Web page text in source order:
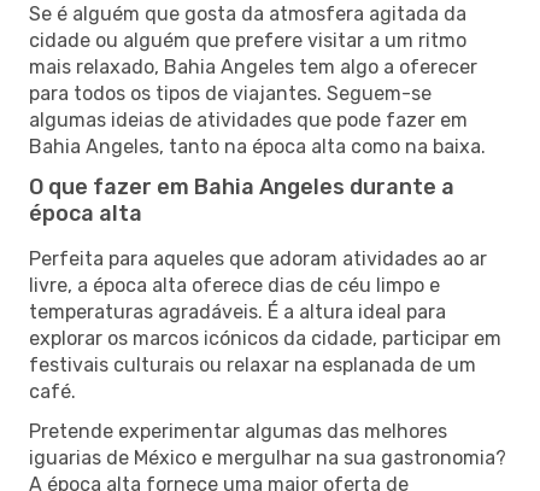
Se é alguém que gosta da atmosfera agitada da
cidade ou alguém que prefere visitar a um ritmo
mais relaxado, Bahia Angeles tem algo a oferecer
para todos os tipos de viajantes. Seguem-se
algumas ideias de atividades que pode fazer em
Bahia Angeles, tanto na época alta como na baixa.
O que fazer em Bahia Angeles durante a
época alta
Perfeita para aqueles que adoram atividades ao ar
livre, a época alta oferece dias de céu limpo e
temperaturas agradáveis. É a altura ideal para
explorar os marcos icónicos da cidade, participar em
festivais culturais ou relaxar na esplanada de um
café.
Pretende experimentar algumas das melhores
iguarias de México e mergulhar na sua gastronomia?
A época alta fornece uma maior oferta de